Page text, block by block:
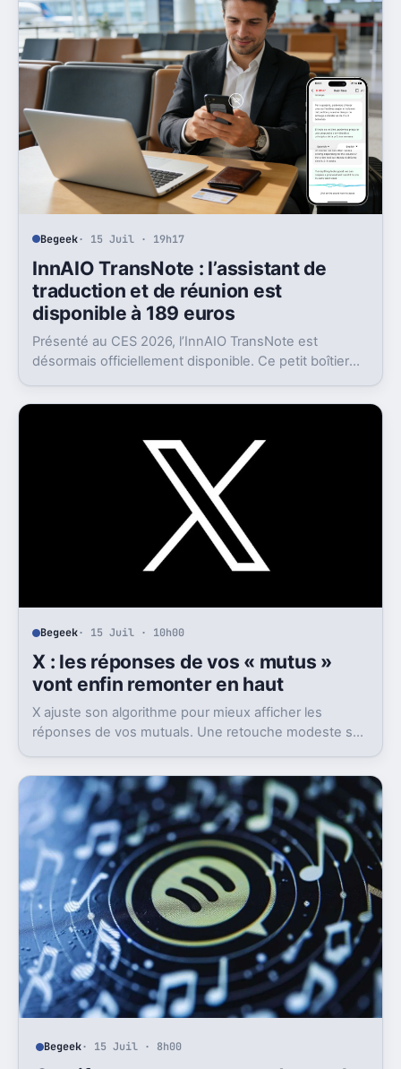
Begeek· 15 Juil · 19h17
InnAIO TransNote : l’assistant de
traduction et de réunion est
disponible à 189 euros
Présenté au CES 2026, l’InnAIO TransNote est
désormais officiellement disponible. Ce petit boîtier
enregistrement autonome, transcription et génération
Begeek· 15 Juil · 10h00
X : les réponses de vos « mutus »
vont enfin remonter en haut
X ajuste son algorithme pour mieux afficher les
réponses de vos mutuals. Une retouche modeste sur
Begeek· 15 Juil · 8h00